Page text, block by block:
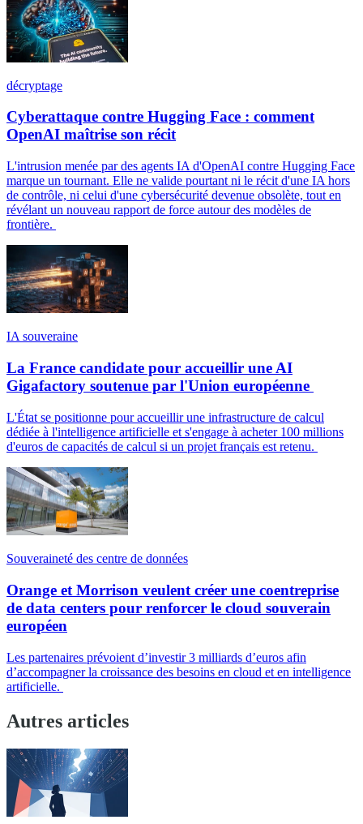
décryptage
Cyberattaque contre Hugging Face : comment
OpenAI maîtrise son récit
L'intrusion menée par des agents IA d'OpenAI contre Hugging Face
marque un tournant. Elle ne valide pourtant ni le récit d'une IA hors
de contrôle, ni celui d'une cybersécurité devenue obsolète, tout en
révélant un nouveau rapport de force autour des modèles de
frontière.
IA souveraine
La France candidate pour accueillir une AI
Gigafactory soutenue par l'Union européenne
L'État se positionne pour accueillir une infrastructure de calcul
dédiée à l'intelligence artificielle et s'engage à acheter 100 millions
d'euros de capacités de calcul si un projet français est retenu.
Souveraineté des centre de données
Orange et Morrison veulent créer une coentreprise
de data centers pour renforcer le cloud souverain
européen
Les partenaires prévoient d’investir 3 milliards d’euros afin
d’accompagner la croissance des besoins en cloud et en intelligence
artificielle.
Autres articles